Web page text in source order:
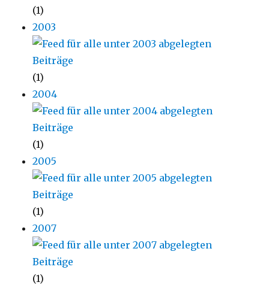
(1)
2003
(1)
2004
(1)
2005
(1)
2007
(1)